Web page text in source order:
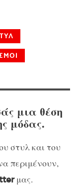
μια θέση
μόδας.
στυλ και του
περιμένουν,
μας.